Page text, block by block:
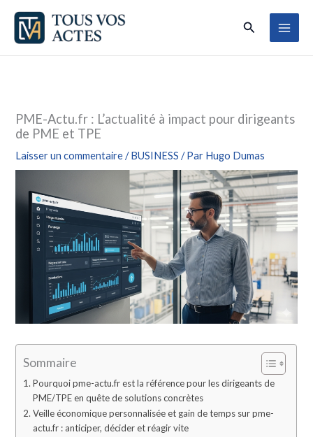
Aller
contenu
Rechercher
PME-Actu.fr : L’actualité à impact pour dirigeants
de PME et TPE
Laisser un commentaire /BUSINESS / Par Hugo Dumas
Sommaire
Pourquoi pme-actu.fr est la référence pour les dirigeants de
PME/TPE en quête de solutions concrètes
Veille économique personnalisée et gain de temps sur pme-
actu.fr : anticiper, décider et réagir vite